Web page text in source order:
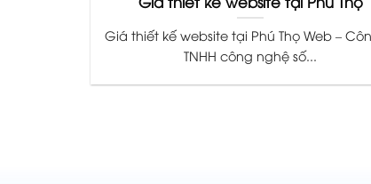
Giá thiết kế website tại Phú Thọ Web –
TNHH công nghệ số...